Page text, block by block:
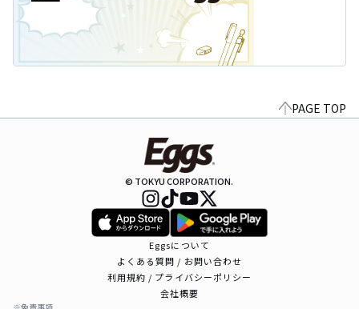
PAGE TOP
© TOKYU CORPORATION.
Eggsについて
よくある質問 / お問い合わせ
利用規約 / プライバシーポリシー
会社概要